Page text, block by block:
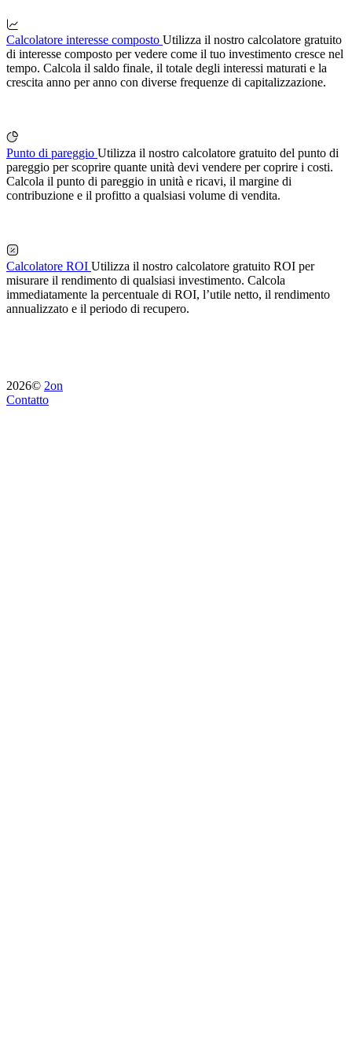
Calcolatore interesse composto Utilizza il nostro calcolatore gratuito
di interesse composto per vedere come il tuo investimento cresce nel
tempo. Calcola il saldo finale, il totale degli interessi maturati e la
crescita anno per anno con diverse frequenze di capitalizzazione.
Punto di pareggio Utilizza il nostro calcolatore gratuito del punto di
pareggio per scoprire quante unità devi vendere per coprire i costi.
Calcola il punto di pareggio in unità e ricavi, il margine di
contribuzione e il profitto a qualsiasi volume di vendita.
Calcolatore ROI Utilizza il nostro calcolatore gratuito ROI per
misurare il rendimento di qualsiasi investimento. Calcola
immediatamente la percentuale di ROI, l’utile netto, il rendimento
annualizzato e il periodo di recupero.
2026© 2on
Contatto